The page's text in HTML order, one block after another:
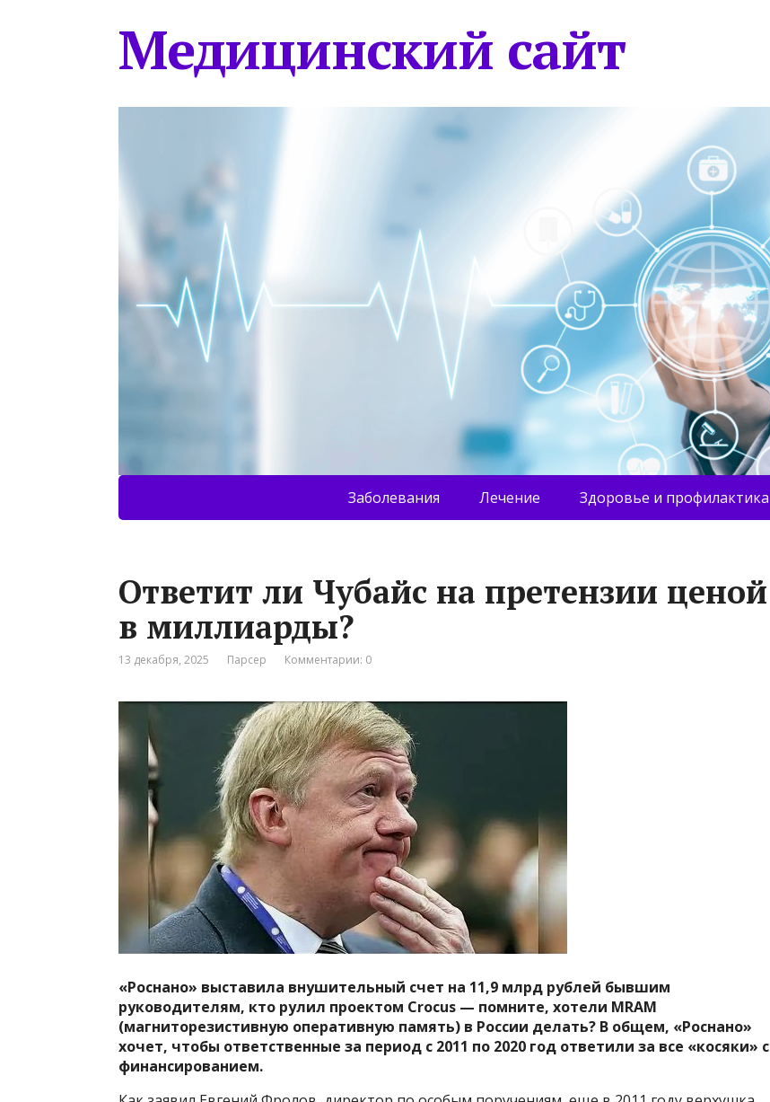
Медицинский сайт
Заболевания Лечение Здоровье и профилактика
Ответит ли Чубайс на претензии ценой
в миллиарды?
13 декабря, 2025 Парсер Комментарии: 0
«Роснано» выставила внушительный счет на 11,9 млрд рублей бывшим
руководителям, кто рулил проектом Crocus — помните, хотели MRAM
(магниторезистивную оперативную память) в России делать? В общем, «Роснано»
хочет, чтобы ответственные за период с 2011 по 2020 год ответили за все «косяки» с
финансированием.